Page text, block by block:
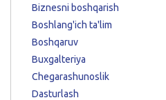
Biznesni boshqarish
Boshlang'ich ta'lim
Boshqaruv
Buxgalteriya
Chegarashunoslik
Dasturlash